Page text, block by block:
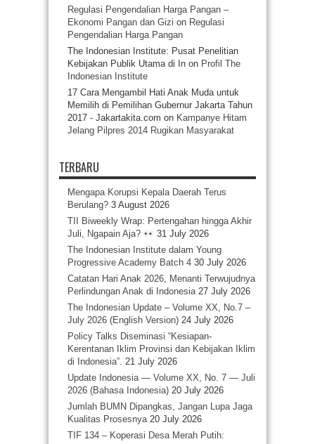
Regulasi Pengendalian Harga Pangan –
Ekonomi Pangan dan Gizi on Regulasi
Pengendalian Harga Pangan
The Indonesian Institute: Pusat Penelitian
Kebijakan Publik Utama di In on Profil The
Indonesian Institute
17 Cara Mengambil Hati Anak Muda untuk
Memilih di Pemilihan Gubernur Jakarta Tahun
2017 - Jakartakita.com on Kampanye Hitam
Jelang Pilpres 2014 Rugikan Masyarakat
TERBARU
Mengapa Korupsi Kepala Daerah Terus
Berulang? 3 August 2026
TII Biweekly Wrap: Pertengahan hingga Akhir
Juli, Ngapain Aja?
31 July 2026
The Indonesian Institute dalam Young
Progressive Academy Batch 4 30 July 2026
Catatan Hari Anak 2026, Menanti Terwujudnya
Perlindungan Anak di Indonesia 27 July 2026
The Indonesian Update – Volume XX, No.7 –
July 2026 (English Version) 24 July 2026
Policy Talks Diseminasi “Kesiapan-
Kerentanan Iklim Provinsi dan Kebijakan Iklim
di Indonesia”. 21 July 2026
Update Indonesia — Volume XX, No. 7 — Juli
2026 (Bahasa Indonesia) 20 July 2026
Jumlah BUMN Dipangkas, Jangan Lupa Jaga
Kualitas Prosesnya 20 July 2026
TIF 134 – Koperasi Desa Merah Putih: